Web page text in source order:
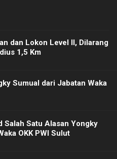
dan Lokon Level II, Dilarang
1,5 Km
Sumual dari Jabatan Waka
Salah Satu Alasan Yongky
OKK PWI Sulut